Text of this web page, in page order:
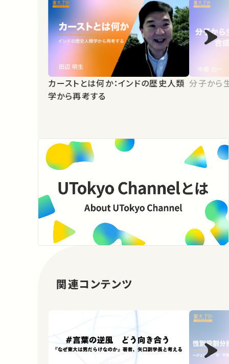
カーストとは何か：インドの歴史人類
学から再考する
分子から
関連コンテンツ